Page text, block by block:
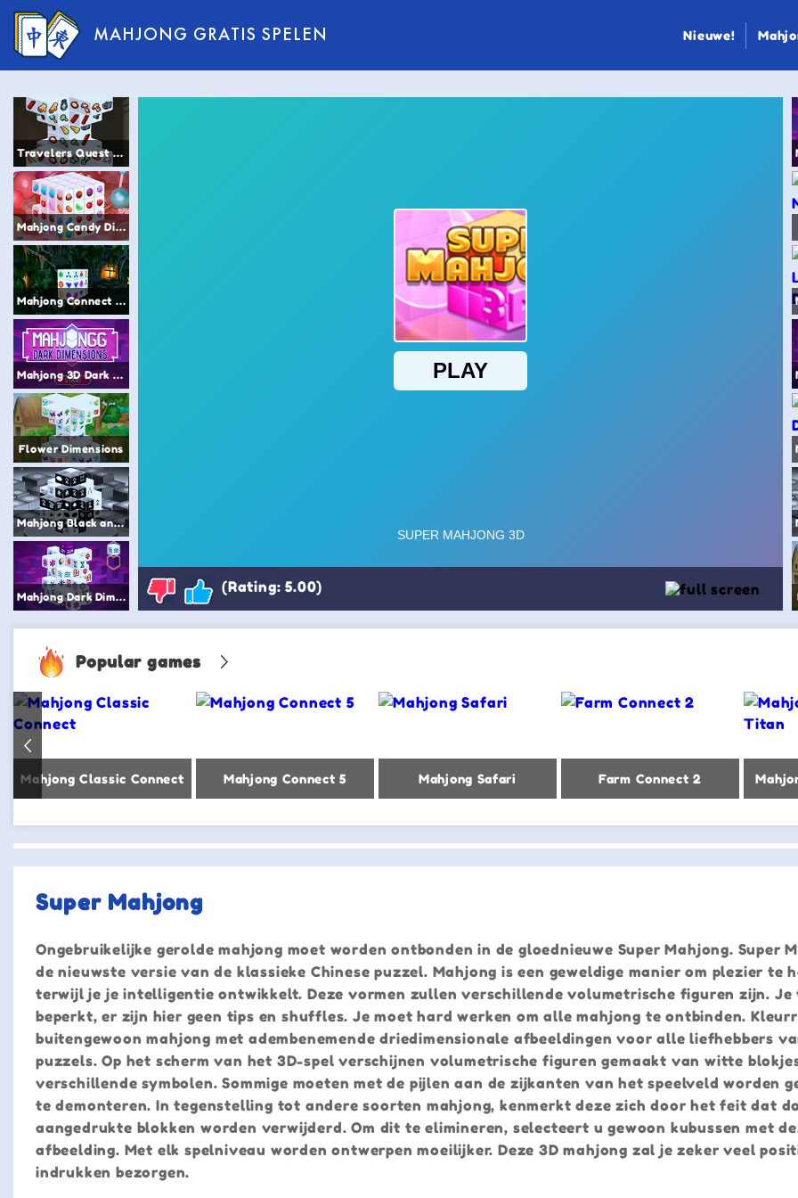
MAHJONG GRATIS SPELEN Nieuwe!
Travelers Quest Mahjong
Mahjong Candy Dimensions
Mahjong Connect 3d
Mahjong 3D Dark Dimensions
Flower Dimensions
Mahjong Black and White Dimension
Mahjong Dark Dimensions more time
(Rating: 5.00)
Popular games
Mahjong Classic Connect Mahjong Connect 5 Mahjong Safari Farm Connect 2
Super Mahjong
Ongebruikelijke gerolde mahjong moet worden ontbonden in de gloednieuwe Super Mahjong. Super
de nieuwste versie van de klassieke Chinese puzzel. Mahjong is een geweldige manier om plezier te
terwijl je je intelligentie ontwikkelt. Deze vormen zullen verschillende volumetrische figuren zijn. Je
beperkt, er zijn hier geen tips en shuffles. Je moet hard werken om alle mahjong te ontbinden.
buitengewoon mahjong met adembenemende driedimensionale afbeeldingen voor alle liefhebbers
puzzels. Op het scherm van het 3D-spel verschijnen volumetrische figuren gemaakt van witte
verschillende symbolen. Sommige moeten met de pijlen aan de zijkanten van het speelveld worden
te demonteren. In tegenstelling tot andere soorten mahjong, kenmerkt deze zich door het feit dat
aangedrukte blokken worden verwijderd. Om dit te elimineren, selecteert u gewoon kubussen met
afbeelding. Met elk spelniveau worden ontwerpen moeilijker. Deze 3D mahjong zal je zeker veel
indrukken bezorgen.